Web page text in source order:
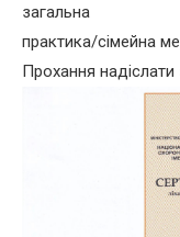
загальна
практика/сімейна
Прохання